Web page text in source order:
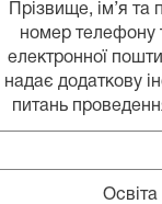
Прізвище, ім’я та
номер телефону
електронної
надає додаткову
питань
Освіта